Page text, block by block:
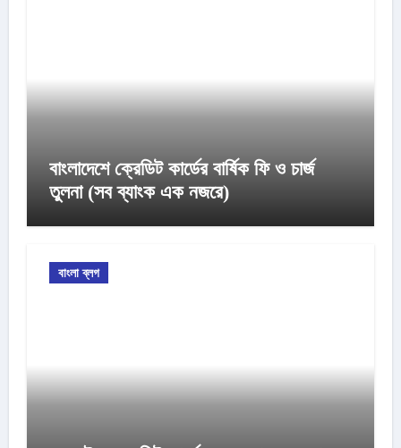
বাংলাদেশে ক্রেডিট কার্ডের বার্ষিক ফি ও চার্জ
তুলনা (সব ব্যাংক এক নজরে)
বাংলা ব্লগ